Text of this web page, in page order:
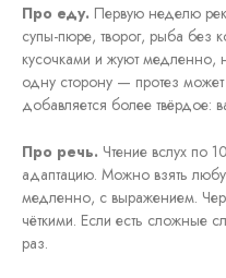
Про еду. Первую неделю
супы-пюре, творог, рыба без
кусочками и жуют медленно,
одну сторону — протез
добавляется более твёрдое:
Про речь. Чтение вслух по
адаптацию. Можно взять
медленно, с выражением.
чёткими. Если есть сложные
раз.